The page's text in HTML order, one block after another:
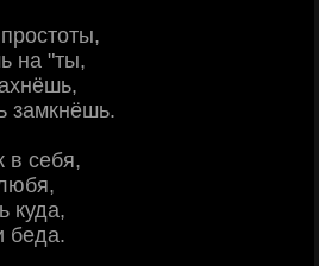
на "ты,
замкнёшь.
в себя,
куда,
беда.